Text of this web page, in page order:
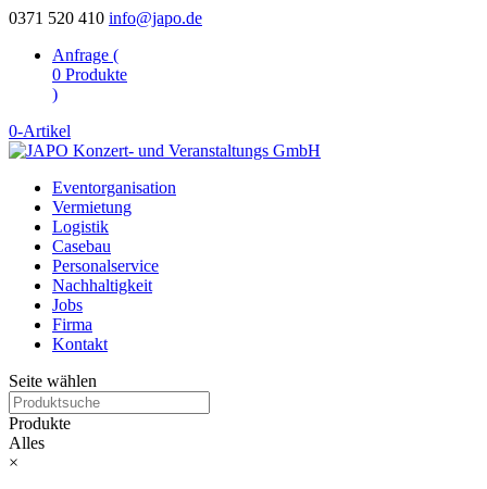
0371 520 410 info@japo.de
Anfrage (
0 Produkte
)
0-Artikel
Eventorganisation
Vermietung
Logistik
Casebau
Personalservice
Nachhaltigkeit
Jobs
Firma
Kontakt
Seite wählen
Produkte
Alles
×